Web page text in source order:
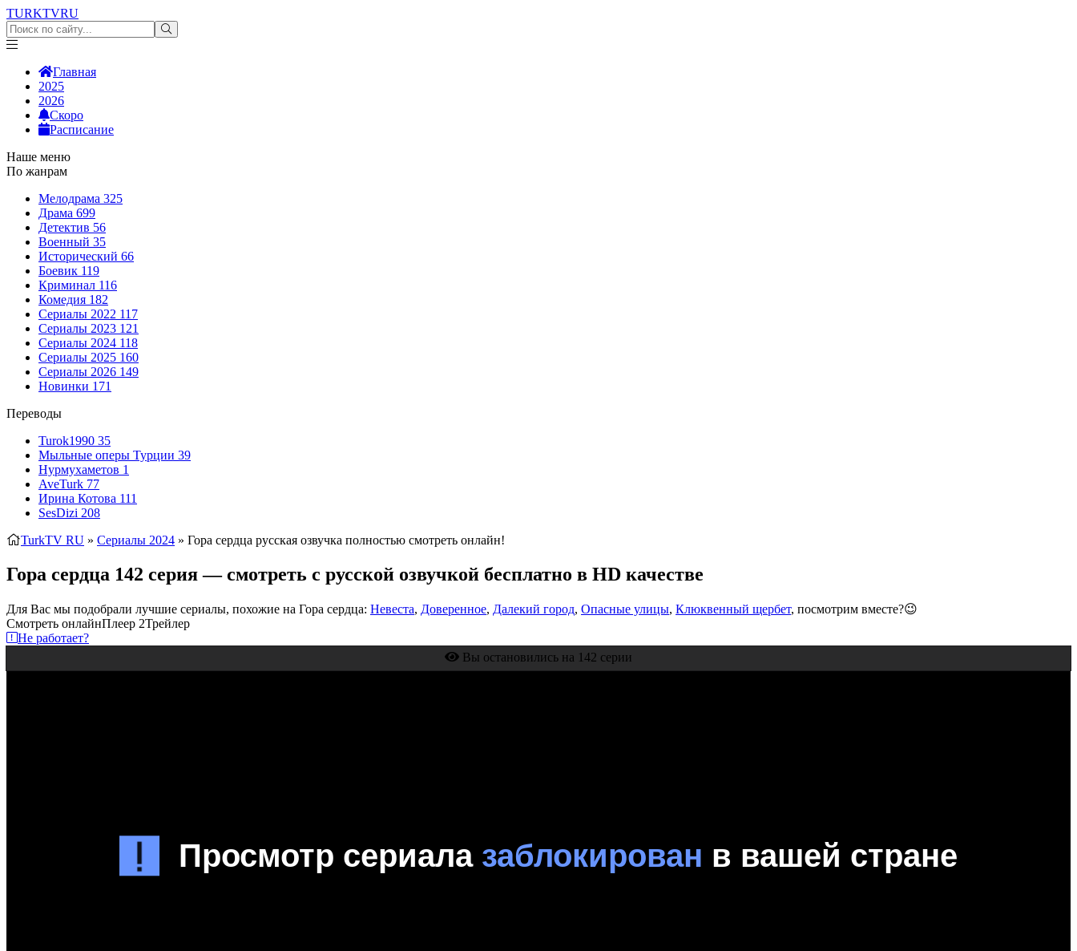
TURKTVRU
Главная
2025
2026
Скоро
Расписание
Наше меню
По жанрам
Мелодрама 325
Драма 699
Детектив 56
Военный 35
Исторический 66
Боевик 119
Криминал 116
Комедия 182
Сериалы 2022 117
Сериалы 2023 121
Сериалы 2024 118
Сериалы 2025 160
Сериалы 2026 149
Новинки 171
Переводы
Turok1990 35
Мыльные оперы Турции 39
Нурмухаметов 1
AveTurk 77
Ирина Котова 111
SesDizi 208
TurkTV RU » Сериалы 2024 » Гора сердца русская озвучка полностью смотреть онлайн!
Гора сердца 142 серия — смотреть с русской озвучкой бесплатно в HD качестве
Для Вас мы подобрали лучшие сериалы, похожие на Гора сердца: Невеста, Доверенное, Далекий город, Опасные улицы, Клюквенный щербет, посмотрим вместе?😉
Смотреть онлайнПлеер 2Трейлер
Не работает?
Вы остановились на 142 серии